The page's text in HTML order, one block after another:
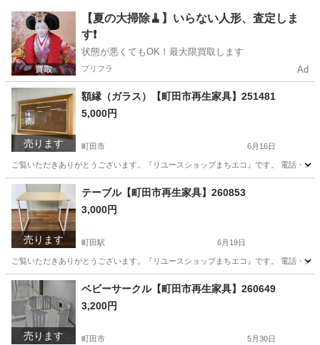
東京 町田市 その他 リユース
【夏の大掃除🧹】いらない人形、査定しま
す❗️
状態が悪くてもOK！最大限買取します
プリフラ Ad
売ります
額縁（ガラス）【町田市再生家具】251481
5,000円
町田市 6月16日
ご覧いただきありがとうございます。『リユースショップまちエコ』です。 電話・
東京 町田市 その他 リユース
売ります
テーブル【町田市再生家具】260853
3,000円
町田駅 6月19日
ご覧いただきありがとうございます。『リユースショップまちエコ』です。 電話・
東京 町田市 町田駅 テーブル リユース
売ります
ベビーサークル【町田市再生家具】260649
3,200円
町田市 5月30日